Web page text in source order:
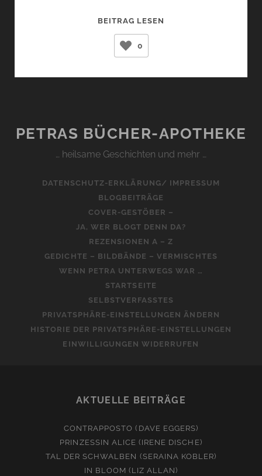
BEITRAG LESEN
0
PETRAS BÜCHER-APOTHEKE
… heilsame Geschichten und mehr …
DATENSCHUTZ-ERKLÄRUNG/ IMPRESSUM
BLOGBEITRÄGE
COVER-GESTÖBER –
JA, WER BLOGT DENN DA?
REZENSIONEN A – Z
GEDICHTE – BILDBÄNDE – VERMISCHTES
WENN PETRA UNTERWEGS WAR …
STARTSEITE
SELBSTVERFASSTES
PRIVATSPHÄRE-EINSTELLUNGEN ÄNDERN
HISTORIE DER PRIVATSPHÄRE-EINSTELLUNGEN
EINWILLIGUNGEN WIDERRUFEN
AKTUELLE BEITRÄGE
CONTRAPPOSTO (DAVE EGGERS)
PRINZESSIN ALICE (IRENE DISCHE)
TAL DER SCHWALBEN (SERAINA KOBLER)
IN BLOOM (LIZ ALLAN)